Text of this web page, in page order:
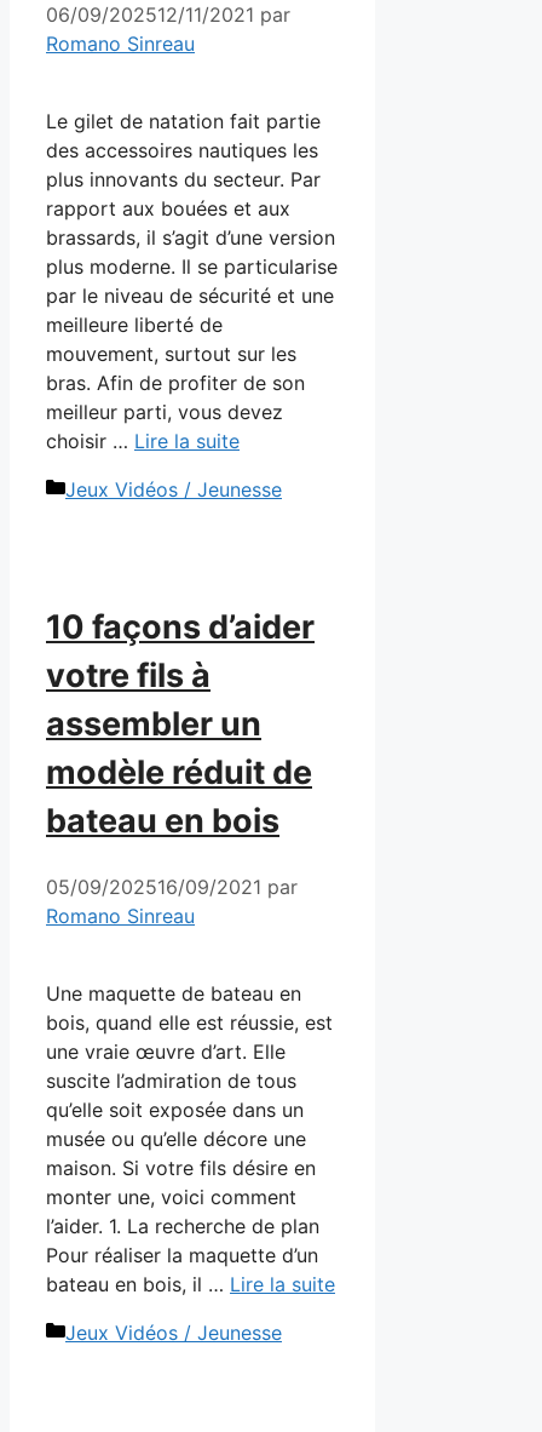
06/09/202512/11/2021 par
Romano Sinreau
Le gilet de natation fait partie
des accessoires nautiques les
plus innovants du secteur. Par
rapport aux bouées et aux
brassards, il s’agit d’une version
plus moderne. Il se particularise
par le niveau de sécurité et une
meilleure liberté de
mouvement, surtout sur les
bras. Afin de profiter de son
meilleur parti, vous devez
choisir … Lire la suite
Catégories
Jeux Vidéos / Jeunesse
10 façons d’aider
votre fils à
assembler un
modèle réduit de
bateau en bois
05/09/202516/09/2021 par
Romano Sinreau
Une maquette de bateau en
bois, quand elle est réussie, est
une vraie œuvre d’art. Elle
suscite l’admiration de tous
qu’elle soit exposée dans un
musée ou qu’elle décore une
maison. Si votre fils désire en
monter une, voici comment
l’aider. 1. La recherche de plan
Pour réaliser la maquette d’un
bateau en bois, il … Lire la suite
Catégories
Jeux Vidéos / Jeunesse